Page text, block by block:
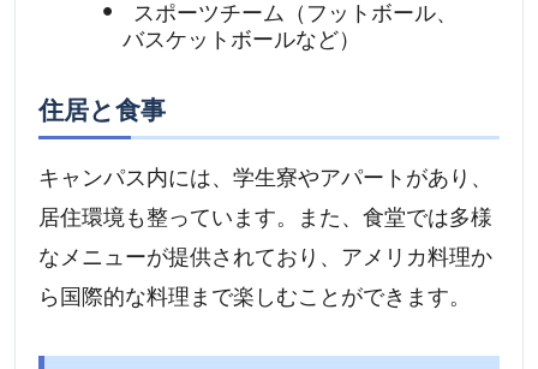
スポーツチーム（フットボール、
バスケットボールなど）
住居と食事
キャンパス内には、学生寮やアパートがあり、
居住環境も整っています。また、食堂では多様
なメニューが提供されており、アメリカ料理か
ら国際的な料理まで楽しむことができます。